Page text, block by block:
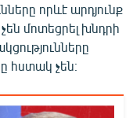
որևէ արդյունք
մոտեցրել խնդրի
հստակ չեն։